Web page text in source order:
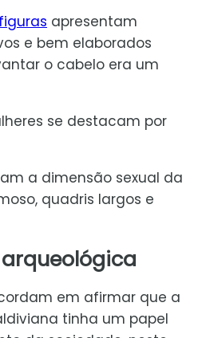
figuras apresentam
e bem elaborados
o cabelo era um
se destacam por
a dimensão sexual da
quadris largos e
em afirmar que a
tinha um papel